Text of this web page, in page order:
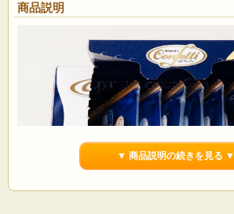
商品説明
▼ 商品説明の続きを見る ▼